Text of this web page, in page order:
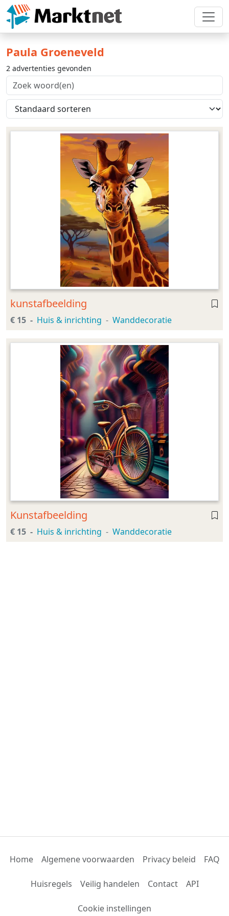
Paula Groeneveld
2 advertenties gevonden
kunstafbeelding
€ 15 Huis & inrichting Wanddecoratie
Kunstafbeelding
€ 15 Huis & inrichting Wanddecoratie
Home Algemene voorwaarden Privacy beleid FAQ
Huisregels Veilig handelen Contact API
Cookie instellingen